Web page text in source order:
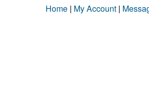
Home | My Account |